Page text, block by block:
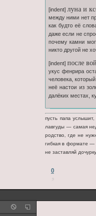
[indent] луна и
между ними нет
как будто её
даже если не
почему камни
никто другой не
[indent] после
укус фенрира
человека,
неё настои из
далёких местах,
пусть папа
лавгуды — самая
родство, где не
гибкая в формате —
не заставляй
0